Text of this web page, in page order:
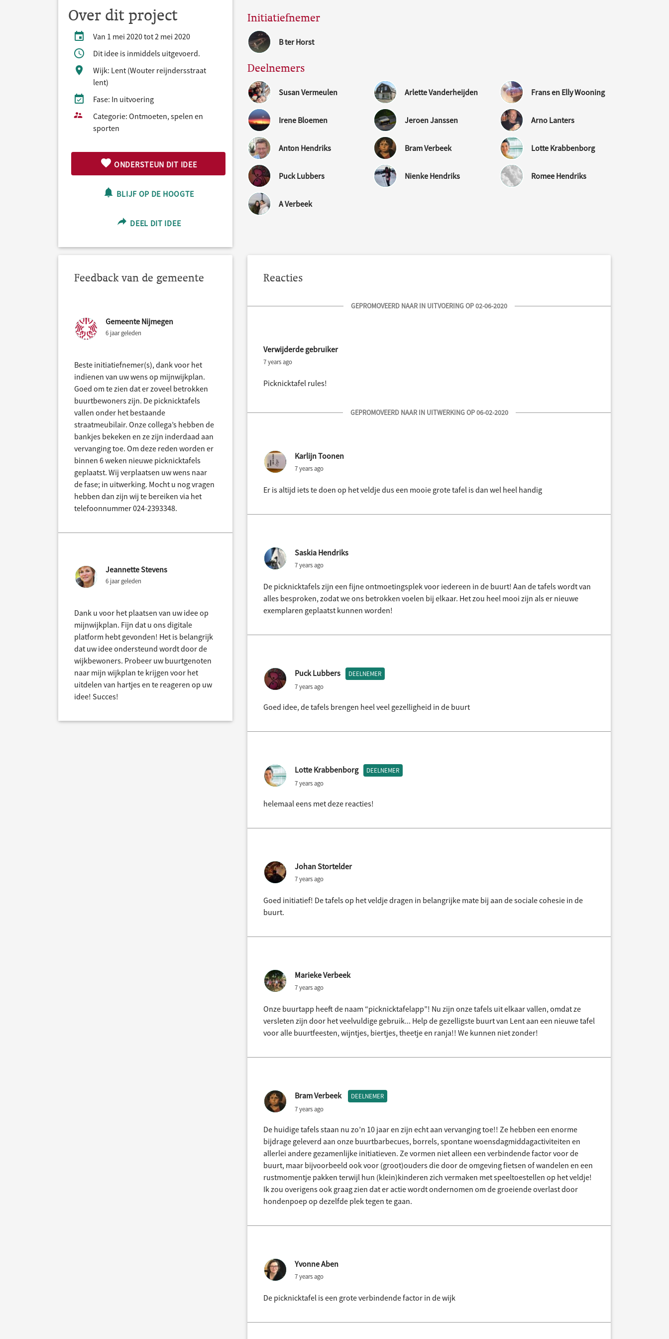
Over dit project
Van 1 mei 2020 tot 2 mei 2020
Dit idee is inmiddels uitgevoerd.
Wijk: Lent (Wouter reijndersstraat
lent)
Fase: In uitvoering
Categorie: Ontmoeten, spelen en
sporten
ONDERSTEUN DIT IDEE
BLIJF OP DE HOOGTE
DEEL DIT IDEE
Initiatiefnemer
B ter Horst
Deelnemers
Susan Vermeulen Arlette Vanderheijden Frans en Elly Wooning
Irene Bloemen Jeroen Janssen Arno Lanters
Anton Hendriks Bram Verbeek Lotte Krabbenborg
Puck Lubbers Nienke Hendriks Romee Hendriks
A Verbeek
Feedback van de gemeente
Gemeente Nijmegen
6 jaar geleden
Beste initiatiefnemer(s), dank voor het
indienen van uw wens op mijnwijkplan.
Goed om te zien dat er zoveel betrokken
buurtbewoners zijn. De picknicktafels
vallen onder het bestaande
straatmeubilair. Onze collega’s hebben de
bankjes bekeken en ze zijn inderdaad aan
vervanging toe. Om deze reden worden er
binnen 6 weken nieuwe picknicktafels
geplaatst. Wij verplaatsen uw wens naar
de fase; in uitwerking. Mocht u nog vragen
hebben dan zijn wij te bereiken via het
telefoonnummer 024-2393348.
Jeannette Stevens
6 jaar geleden
Dank u voor het plaatsen van uw idee op
mijnwijkplan. Fijn dat u ons digitale
platform hebt gevonden! Het is belangrijk
dat uw idee ondersteund wordt door de
wijkbewoners. Probeer uw buurtgenoten
naar mijn wijkplan te krijgen voor het
uitdelen van hartjes en te reageren op uw
idee! Succes!
Reacties
GEPROMOVEERD NAAR IN UITVOERING OP 02-06-2020
Verwijderde gebruiker
7 years ago
Picknicktafel rules!
GEPROMOVEERD NAAR IN UITWERKING OP 06-02-2020
Karlijn Toonen
7 years ago
Er is altijd iets te doen op het veldje dus een mooie grote tafel is dan wel heel handig
Saskia Hendriks
7 years ago
De picknicktafels zijn een fijne ontmoetingsplek voor iedereen in de buurt! Aan de tafels wordt van
alles besproken, zodat we ons betrokken voelen bij elkaar. Het zou heel mooi zijn als er nieuwe
exemplaren geplaatst kunnen worden!
Puck Lubbers DEELNEMER
7 years ago
Goed idee, de tafels brengen heel veel gezelligheid in de buurt
Lotte Krabbenborg DEELNEMER
7 years ago
helemaal eens met deze reacties!
Johan Stortelder
7 years ago
Goed initiatief! De tafels op het veldje dragen in belangrijke mate bij aan de sociale cohesie in de
buurt.
Marieke Verbeek
7 years ago
Onze buurtapp heeft de naam “picknicktafelapp”! Nu zijn onze tafels uit elkaar vallen, omdat ze
versleten zijn door het veelvuldige gebruik... Help de gezelligste buurt van Lent aan een nieuwe tafel
voor alle buurtfeesten, wijntjes, biertjes, theetje en ranja!! We kunnen niet zonder!
Bram Verbeek DEELNEMER
7 years ago
De huidige tafels staan nu zo’n 10 jaar en zijn echt aan vervanging toe!! Ze hebben een enorme
bijdrage geleverd aan onze buurtbarbecues, borrels, spontane woensdagmiddagactiviteiten en
allerlei andere gezamenlijke initiatieven. Ze vormen niet alleen een verbindende factor voor de
buurt, maar bijvoorbeeld ook voor (groot)ouders die door de omgeving fietsen of wandelen en een
rustmomentje pakken terwijl hun (klein)kinderen zich vermaken met speeltoestellen op het veldje!
Ik zou overigens ook graag zien dat er actie wordt ondernomen om de groeiende overlast door
hondenpoep op dezelfde plek tegen te gaan.
Yvonne Aben
7 years ago
De picknicktafel is een grote verbindende factor in de wijk